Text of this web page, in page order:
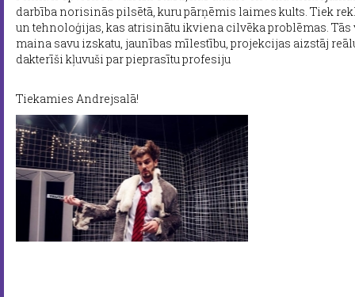
darbība norisinās pilsētā, kuru pārņēmis laimes kults. Tiek
un tehnoloģijas, kas atrisinātu ikviena cilvēka problēmas.
maina savu izskatu, jaunības mīlestību, projekcijas aizstāj
dakterīši kļuvuši par pieprasītu profesiju
Tiekamies Andrejsalā!